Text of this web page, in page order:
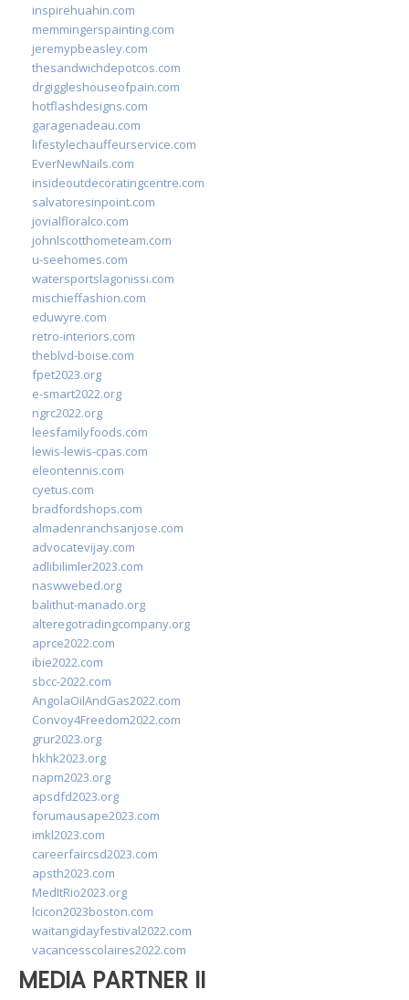
inspirehuahin.com
memmingerspainting.com
jeremypbeasley.com
thesandwichdepotcos.com
drgiggleshouseofpain.com
hotflashdesigns.com
garagenadeau.com
lifestylechauffeurservice.com
EverNewNails.com
insideoutdecoratingcentre.com
salvatoresinpoint.com
jovialfloralco.com
johnlscotthometeam.com
u-seehomes.com
watersportslagonissi.com
mischieffashion.com
eduwyre.com
retro-interiors.com
theblvd-boise.com
fpet2023.org
e-smart2022.org
ngrc2022.org
leesfamilyfoods.com
lewis-lewis-cpas.com
eleontennis.com
cyetus.com
bradfordshops.com
almadenranchsanjose.com
advocatevijay.com
adlibilimler2023.com
naswwebed.org
balithut-manado.org
alteregotradingcompany.org
aprce2022.com
ibie2022.com
sbcc-2022.com
AngolaOilAndGas2022.com
Convoy4Freedom2022.com
grur2023.org
hkhk2023.org
napm2023.org
apsdfd2023.org
forumausape2023.com
imkl2023.com
careerfaircsd2023.com
apsth2023.com
MedItRio2023.org
lcicon2023boston.com
waitangidayfestival2022.com
vacancesscolaires2022.com
MEDIA PARTNER II